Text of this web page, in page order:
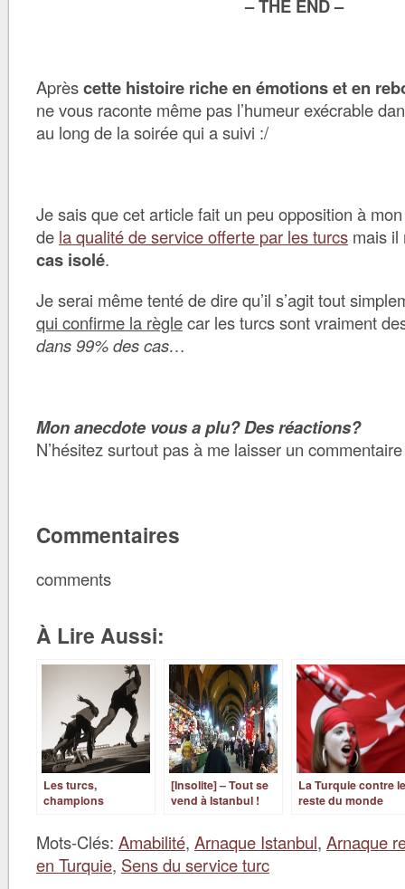
– THE END –
Aprèscette histoire riche en émotions et en
ne vous raconte même pas l’humeur exécrable
au long de la soirée qui a suivi :/
Je sais que cet article fait un peu opposition à
de la qualité de service offerte par les turcs mais il
cas isolé.
Je serai même tenté de dire qu’il s’agit tout
qui confirme la règlecar les turcs sont vraiment
dans 99% des cas…
Mon anecdote vous a plu?Des réactions?
N’hésitez surtout pas à me laisser un
Commentaires
comments
À Lire Aussi:
Les turcs,
champions
[Insolite] – Tout se
vend à Istanbul !
La Turquie contre le
reste du monde
Mots-Clés: Amabilité, Arnaque Istanbul, Arnaque
en Turquie, Sens du service turc